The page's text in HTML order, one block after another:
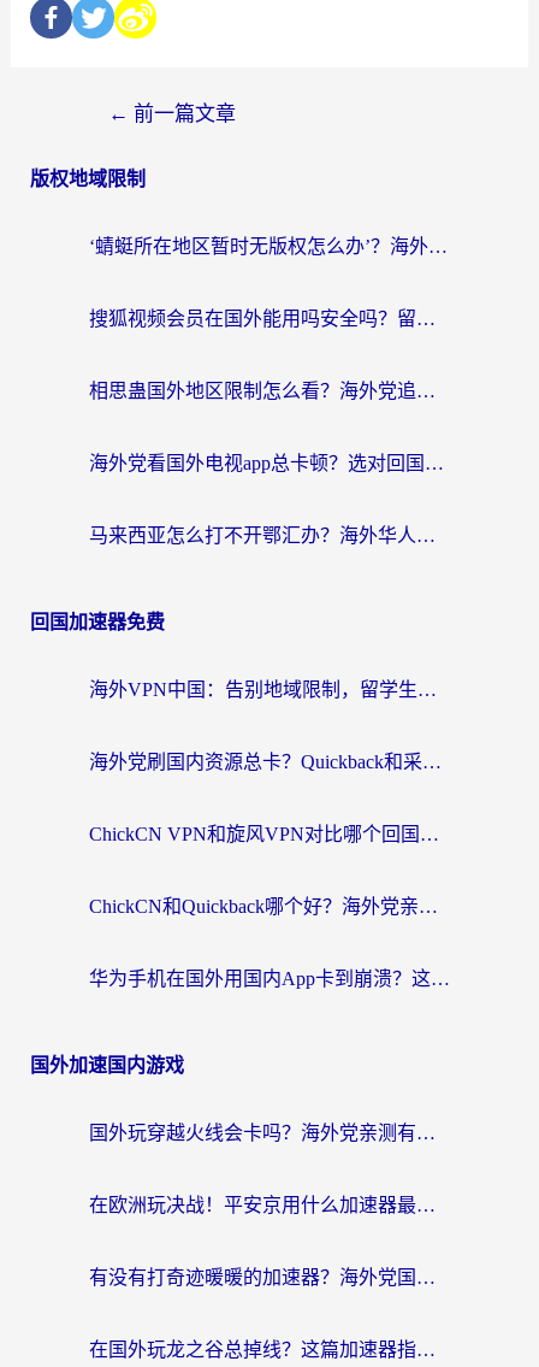
← 前一篇文章
版权地域限制
‘蜻蜓所在地区暂时无版权怎么办’？海外党看国内内容、办国内事的实用指南
搜狐视频会员在国外能用吗安全吗？留学生亲测有效的回国观影解决方案
相思蛊国外地区限制怎么看？海外党追剧听歌的终极解决方案
海外党看国外电视app总卡顿？选对回国加速器，追剧购物两不误
马来西亚怎么打不开鄂汇办？海外华人必备的回国加速指南，解决追剧、办事、阅读难题
回国加速器免费
海外VPN中国：告别地域限制，留学生与华人如何轻松刷国内剧、玩国服？
海外党刷国内资源总卡？Quickback和采集蜂好用吗？这篇指南帮你避坑
ChickCN VPN和旋风VPN对比哪个回国效果更好？海外党亲测实用指南
ChickCN和Quickback哪个好？海外党亲测回国加速器，轻松解锁国内资源（附避坑指南）
华为手机在国外用国内App卡到崩溃？这篇加速器指南帮你无缝刷剧打游戏
国外加速国内游戏
国外玩穿越火线会卡吗？海外党亲测有效的国服游戏加速指南
在欧洲玩决战！平安京用什么加速器最好用？2026实测有效的国服游戏加速指南
有没有打奇迹暖暖的加速器？海外党国服游戏畅玩不卡顿的秘密
在国外玩龙之谷总掉线？这篇加速器指南帮你告别延迟卡顿！